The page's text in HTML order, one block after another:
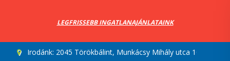
LEGFRISSEBB INGATLANAJÁNLATAINK
Irodánk: 2045 Törökbálint, Munkácsy Mihály utca 10.